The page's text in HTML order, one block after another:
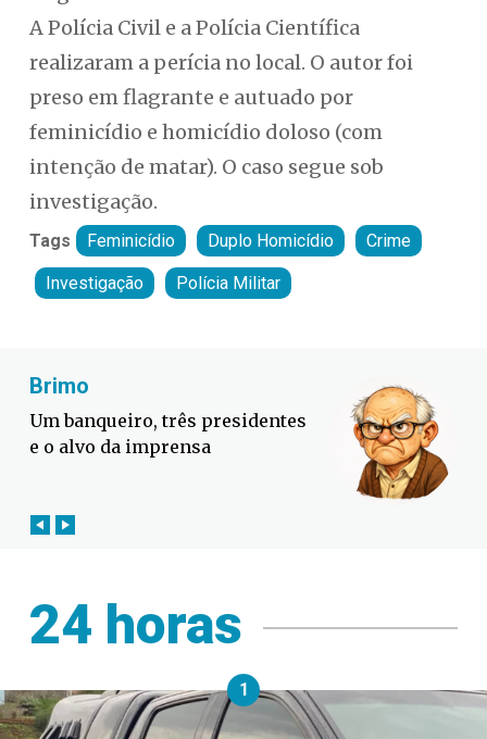
A Polícia Civil e a Polícia Científica
realizaram a perícia no local. O autor foi
preso em flagrante e autuado por
feminicídio e homicídio doloso (com
intenção de matar). O caso segue sob
investigação.
Tags Feminicídio Duplo Homicídio Crime
Investigação Polícia Militar
Fabiano Bordignon
Defesa Civil lança campanha
contra o El Niño em SC
24 horas
1